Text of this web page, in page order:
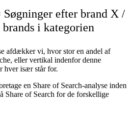
Søgninger efter brand X /
i kategorien
afdækker vi, hvor stor en andel af
eller vertikal indenfor denne
hver især står for.
en Share of Search-analyse inden
Share of Search for de forskellige